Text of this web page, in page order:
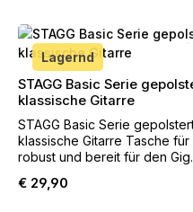
Produktgalerie
Lagernd
STAGG Basic Serie
klassische Gitarre
STAGG Basic Serie
klassische Gitarre Tasche für
robust und bereit für den
Schaumstoff und verstärkte
Regulärer Preis:
€ 29,90